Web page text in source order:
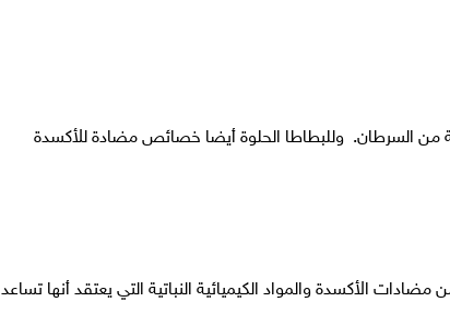
من السرطان. وللبطاطا الحلوة أيضا خصائص مضادة للأكسدة
ودهون أوميغا 3، وكمية كبيرة من مضادات الأكسدة والمواد الكيميائية النباتية التي يعتقد أنها تساعد